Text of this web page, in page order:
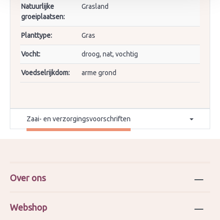
Natuurlijke
groeiplaatsen:
Grasland
Planttype: Gras
Vocht: droog, nat, vochtig
Voedselrijkdom: arme grond
Zaai- en verzorgingsvoorschriften
Over ons
Webshop